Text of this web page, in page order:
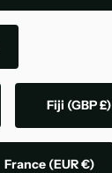
Fiji (GBP £)
France (EUR €)